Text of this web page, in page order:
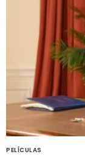
PELÍCULAS